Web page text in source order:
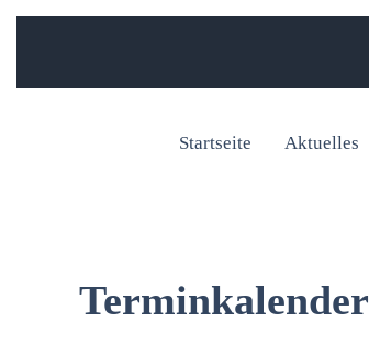
Startseite Aktuelles
Terminkalender